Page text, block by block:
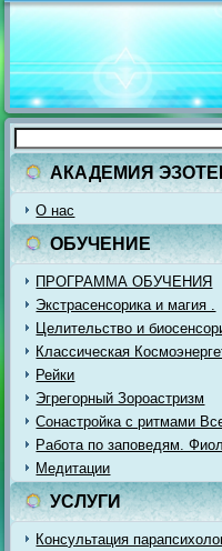
АКАДЕМИЯ
О нас
ОБУЧЕНИЕ
ПРОГРАММА ОБУЧЕНИЯ
Экстрасенсорика и магия .
Целительство и
Классическая
Рейки
Эгрегорный Зороастризм
Сонастройка с ритмами
Работа по заповедям.
Медитации
УСЛУГИ
Консультация